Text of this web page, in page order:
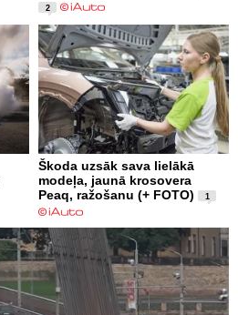
2
Škoda uzsāk sava lielākā
modeļa, jaunā krosovera
Peaq, ražošanu (+ FOTO)
1